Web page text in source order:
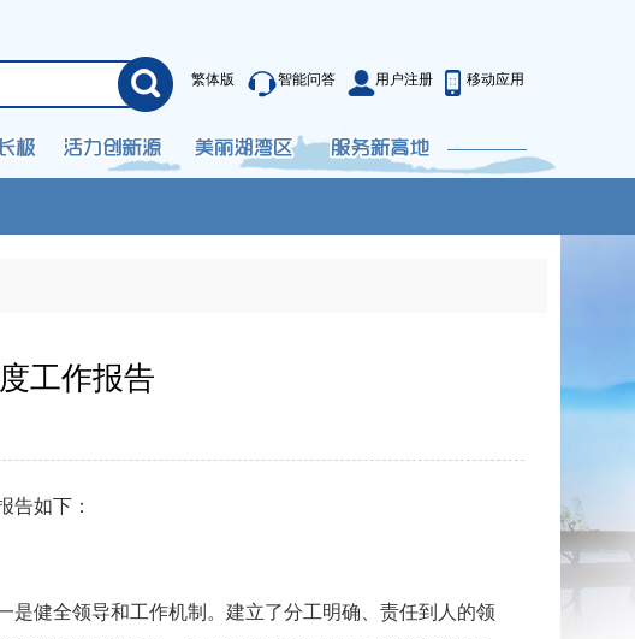
繁体版 智能问答 用户注册 移动应用
工作报告
如下：
健全领导和工作机制。建立了分工明确、责任到人的领